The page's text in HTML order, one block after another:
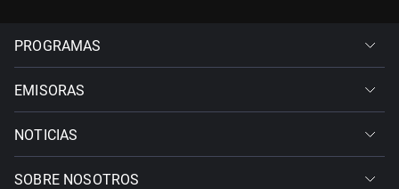
PROGRAMAS
EMISORAS
NOTICIAS
SOBRE NOSOTROS